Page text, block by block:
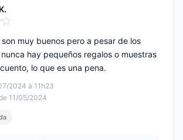
5
2024 à 11h23
11/05/2024
muy buenos pero a pesar de los
hay pequeños regalos o muestras
lo que es una pena.